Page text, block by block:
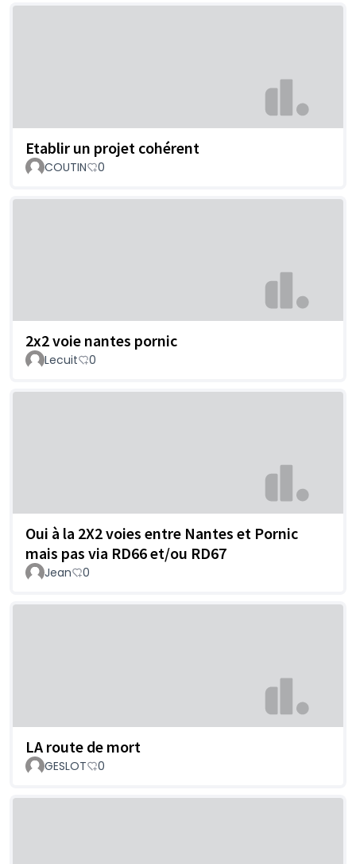
Etablir un projet cohérent
COUTIN 0
2x2 voie nantes pornic
Lecuit 0
Oui à la 2X2 voies entre Nantes et Pornic
mais pas via RD66 et/ou RD67
Jean 0
LA route de mort
GESLOT 0